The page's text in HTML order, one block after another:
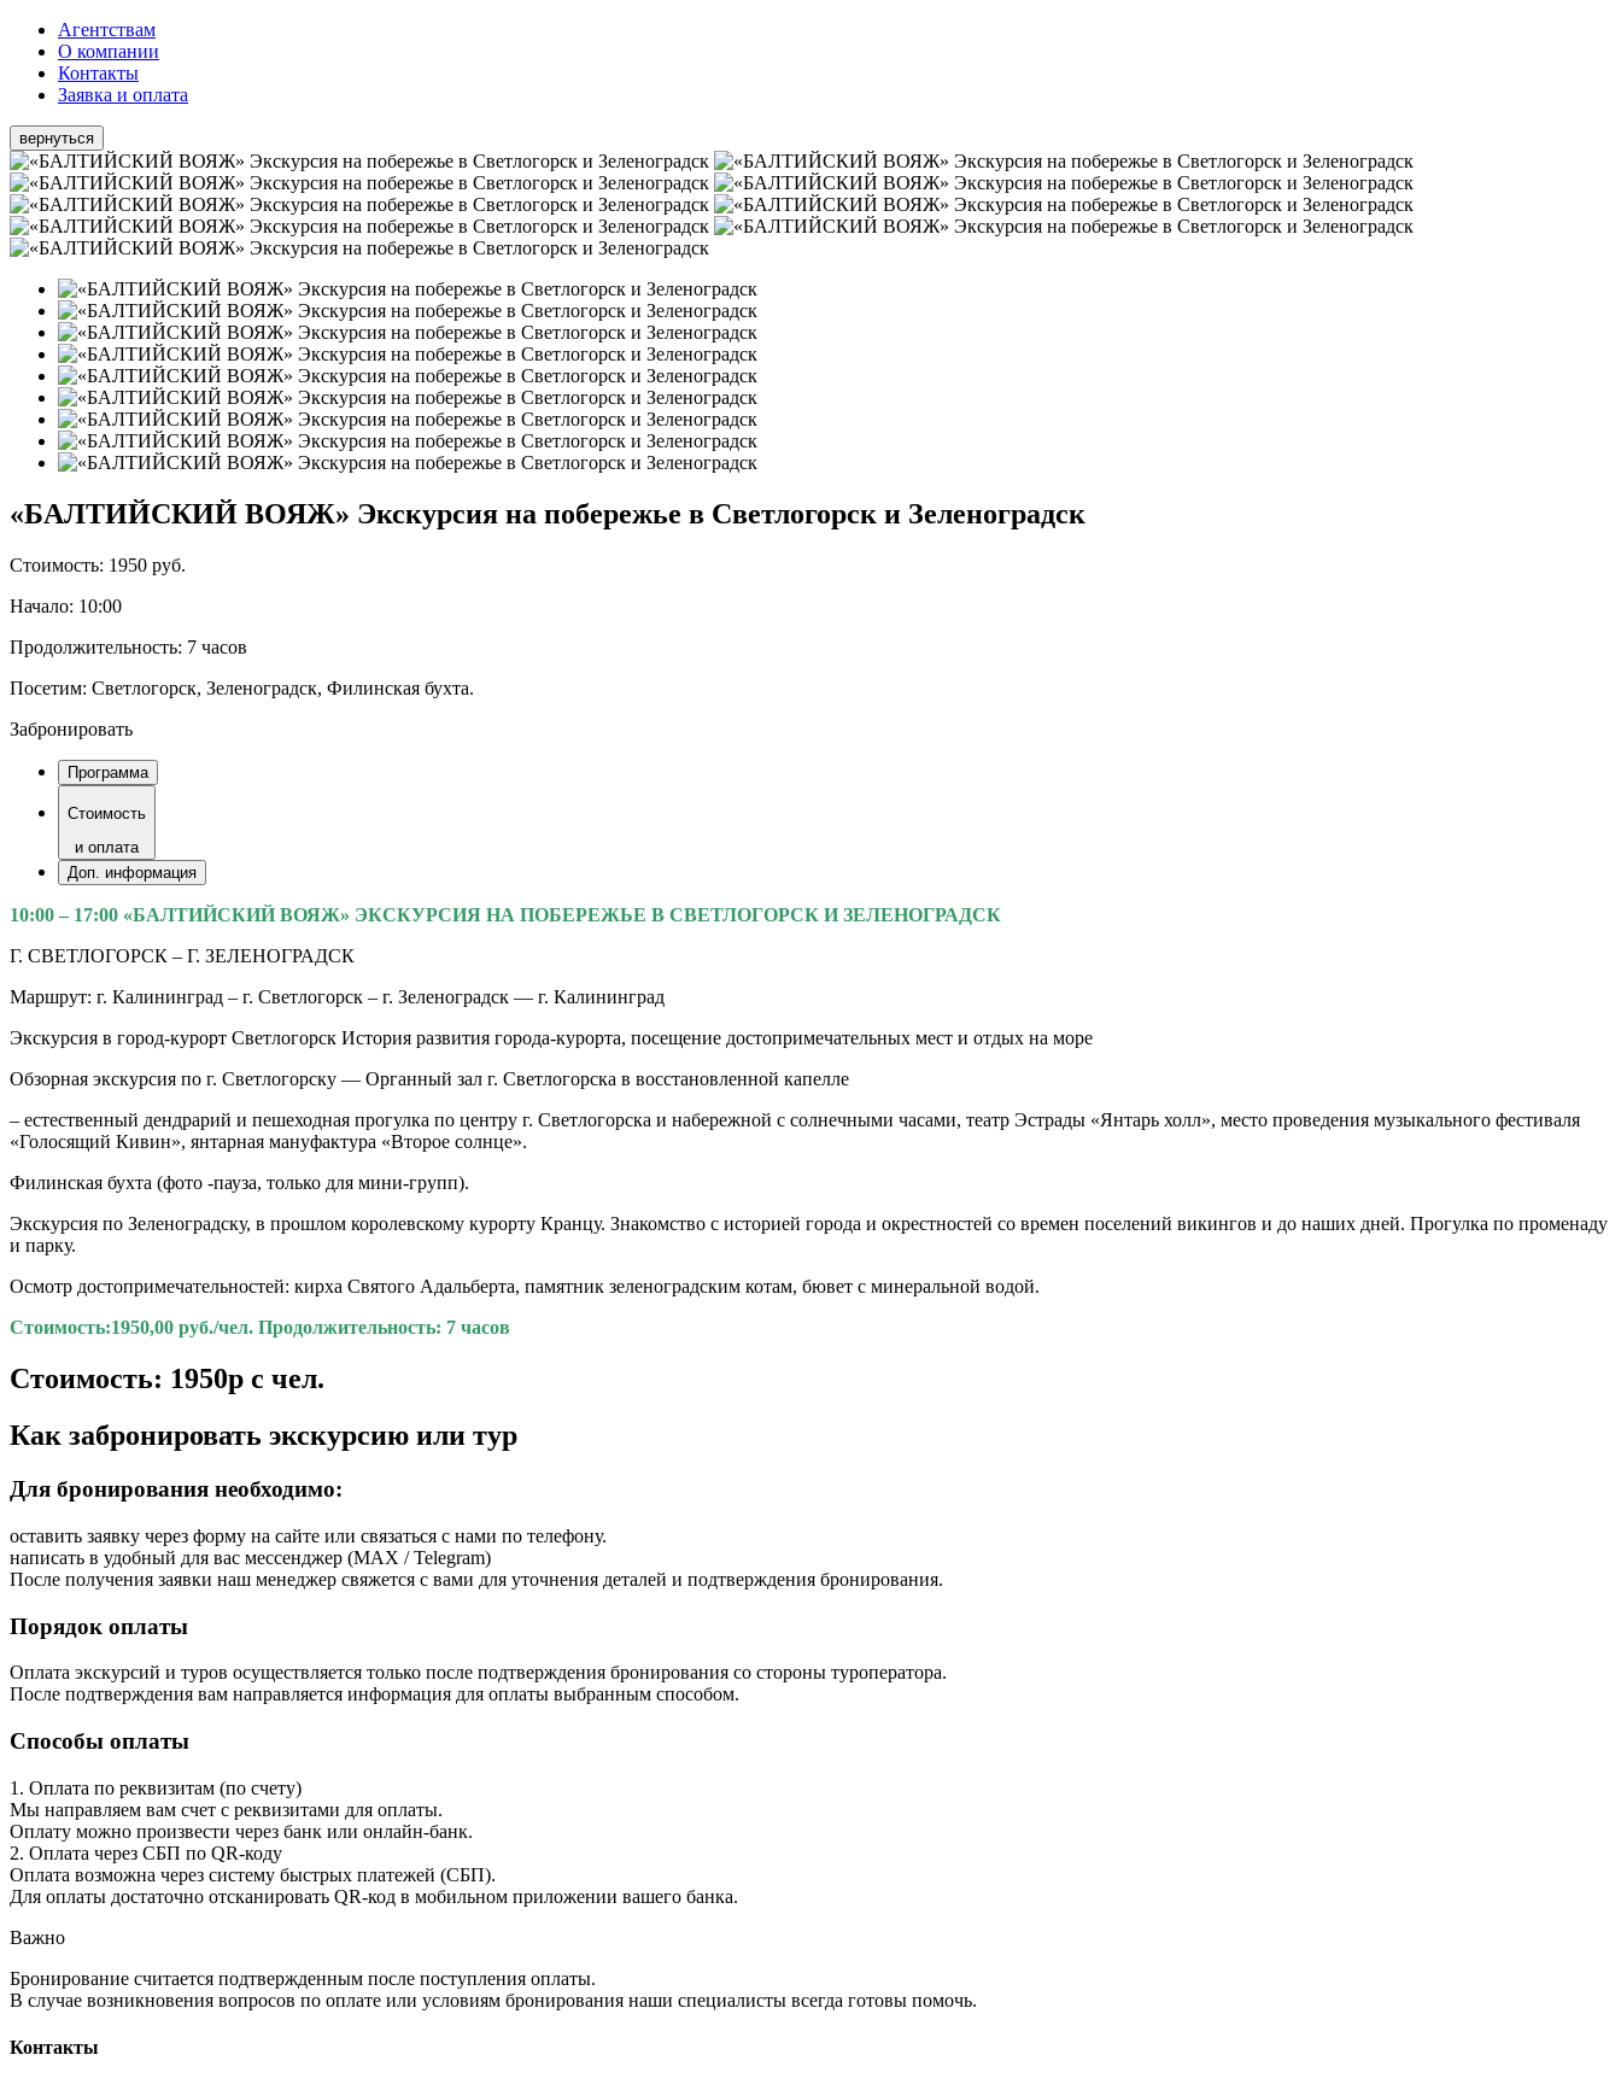
Агентствам
О компании
Контакты
Заявка и оплата
вернуться
«БАЛТИЙСКИЙ ВОЯЖ» Экскурсия на побережье в Светлогорск и Зеленоградск
Стоимость: 1950 руб.
Начало: 10:00
Продолжительность: 7 часов
Посетим: Светлогорск, Зеленоградск, Филинская бухта.
Забронировать
Программа
Стоимость
и оплата
Доп. информация
10:00 – 17:00 «БАЛТИЙСКИЙ ВОЯЖ» ЭКСКУРСИЯ НА ПОБЕРЕЖЬЕ В СВЕТЛОГОРСК И ЗЕЛЕНОГРАДСК
Г. СВЕТЛОГОРСК – Г. ЗЕЛЕНОГРАДСК
Маршрут: г. Калининград – г. Светлогорск – г. Зеленоградск — г. Калининград
Экскурсия в город-курорт Светлогорск История развития города-курорта, посещение достопримечательных мест и отдых на море
Обзорная экскурсия по г. Светлогорску — Органный зал г. Светлогорска в восстановленной капелле
– естественный дендрарий и пешеходная прогулка по центру г. Светлогорска и набережной с солнечными часами, театр Эстрады «Янтарь холл», место проведения музыкального фестиваля
«Голосящий Кивин», янтарная мануфактура «Второе солнце».
Филинская бухта (фото -пауза, только для мини-групп).
Экскурсия по Зеленоградску, в прошлом королевскому курорту Кранцу. Знакомство с историей города и окрестностей со времен поселений викингов и до наших дней. Прогулка по променаду
и парку.
Осмотр достопримечательностей: кирха Святого Адальберта, памятник зеленоградским котам, бювет с минеральной водой.
Стоимость:1950,00 руб./чел. Продолжительность: 7 часов
Стоимость: 1950р с чел.
Как забронировать экскурсию или тур
Для бронирования необходимо:
оставить заявку через форму на сайте или связаться с нами по телефону.
написать в удобный для вас мессенджер (MAX / Telegram)
После получения заявки наш менеджер свяжется с вами для уточнения деталей и подтверждения бронирования.
Порядок оплаты
Оплата экскурсий и туров осуществляется только после подтверждения бронирования со стороны туроператора.
После подтверждения вам направляется информация для оплаты выбранным способом.
Способы оплаты
1. Оплата по реквизитам (по счету)
Мы направляем вам счет с реквизитами для оплаты.
Оплату можно произвести через банк или онлайн-банк.
2. Оплата через СБП по QR-коду
Оплата возможна через систему быстрых платежей (СБП).
Для оплаты достаточно отсканировать QR-код в мобильном приложении вашего банка.
Важно
Бронирование считается подтвержденным после поступления оплаты.
В случае возникновения вопросов по оплате или условиям бронирования наши специалисты всегда готовы помочь.
Контакты